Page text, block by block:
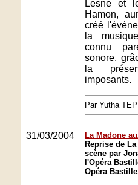
Lesne et
Hamon,
créé
la
connu
sonore,
la
imposants.
Par Yutha TEP
31/03/2004
La Madone
Reprise de
scène par
l'Opéra
Opéra